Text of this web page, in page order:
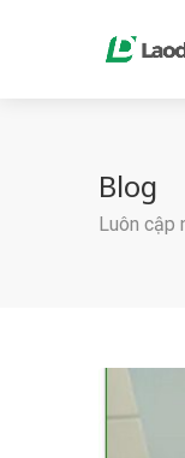
Blog
Luôn cập